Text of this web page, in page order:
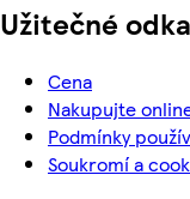
Užitečné
Cena
Nakupujte
Podmínky
Soukromí a